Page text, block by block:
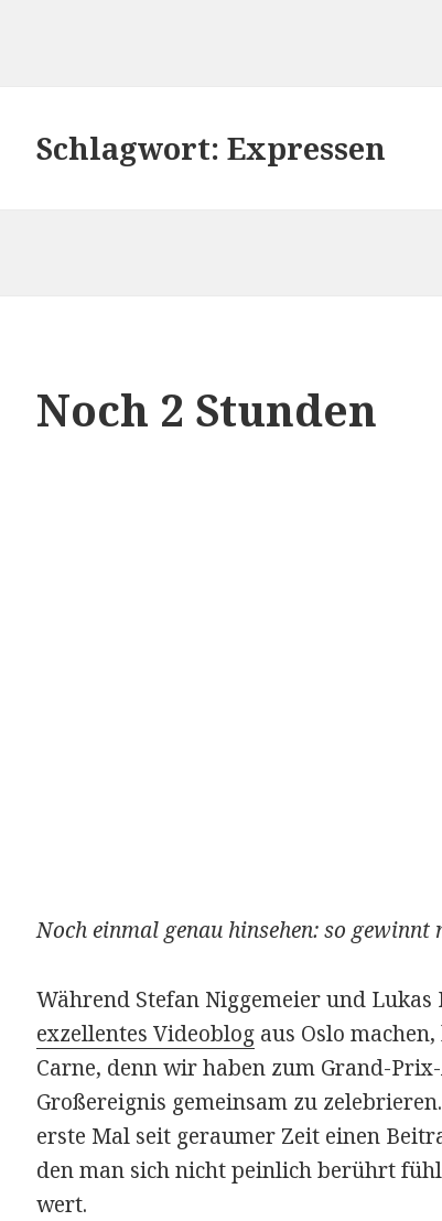
Schlagwort:Expressen
Noch 2 Stunden
Noch einmal genau hinsehen: so gewinnt
Während Stefan Niggemeier und
exzellentes Videoblog aus Oslo
Carne, denn wir haben zum Grand-
Großereignis gemeinsam zu
erste Mal seit geraumer Zeit einen
den man sich nicht peinlich berührt
wert.